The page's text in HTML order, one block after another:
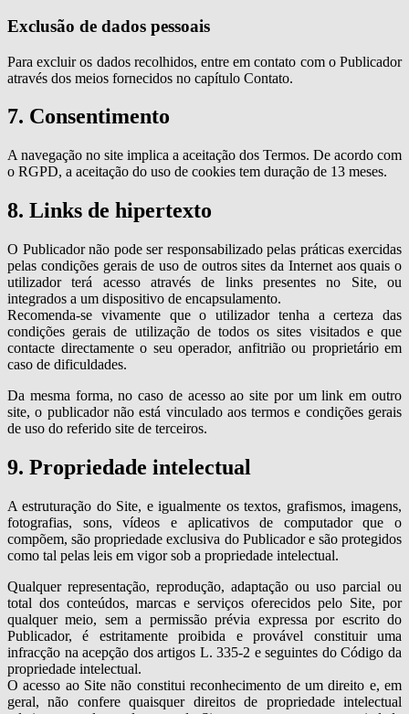
Exclusão de dados pessoais
Para excluir os dados recolhidos, entre em contato com o Publicador
através dos meios fornecidos no capítulo Contato.
7. Consentimento
A navegação no site implica a aceitação dos Termos. De acordo com
o RGPD, a aceitação do uso de cookies tem duração de 13 meses.
8. Links de hipertexto
O Publicador não pode ser responsabilizado pelas práticas exercidas
pelas condições gerais de uso de outros sites da Internet aos quais o
utilizador terá acesso através de links presentes no Site, ou
integrados a um dispositivo de encapsulamento.
Recomenda-se vivamente que o utilizador tenha a certeza das
condições gerais de utilização de todos os sites visitados e que
contacte directamente o seu operador, anfitrião ou proprietário em
caso de dificuldades.
Da mesma forma, no caso de acesso ao site por um link em outro
site, o publicador não está vinculado aos termos e condições gerais
de uso do referido site de terceiros.
9. Propriedade intelectual
A estruturação do Site, e igualmente os textos, grafismos, imagens,
fotografias, sons, vídeos e aplicativos de computador que o
compõem, são propriedade exclusiva do Publicador e são protegidos
como tal pelas leis em vigor sob a propriedade intelectual.
Qualquer representação, reprodução, adaptação ou uso parcial ou
total dos conteúdos, marcas e serviços oferecidos pelo Site, por
qualquer meio, sem a permissão prévia expressa por escrito do
Publicador, é estritamente proibida e provável constituir uma
infracção na acepção dos artigos L. 335-2 e seguintes do Código da
propriedade intelectual.
O acesso ao Site não constitui reconhecimento de um direito e, em
geral, não confere quaisquer direitos de propriedade intelectual